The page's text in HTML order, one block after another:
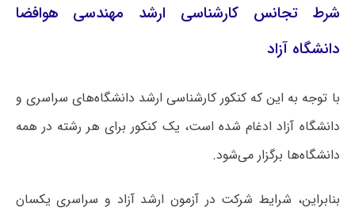
شرط تجانس کارشناسی ارشد مهندسی هوافضا
دانشگاه آزاد
با توجه به این که کنکور کارشناسی ارشد دانشگاه‌های سراسری و
دانشگاه آزاد ادغام شده است، یک کنکور برای هر رشته در همه
دانشگاه‌ها برگزار می‌شود.
بنابراین، شرایط شرکت در آزمون ارشد آزاد و سراسری یکسان